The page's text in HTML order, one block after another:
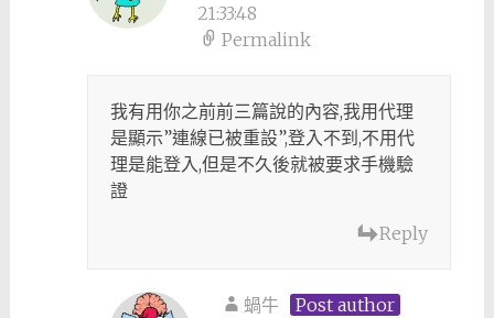
21:33:48
Permalink
我有用你之前前三篇說的內容,我用代理
是顯示”連線已被重設”,登入不到,不用代
理是能登入,但是不久後就被要求手機驗
證
Reply
蝸牛
Post author